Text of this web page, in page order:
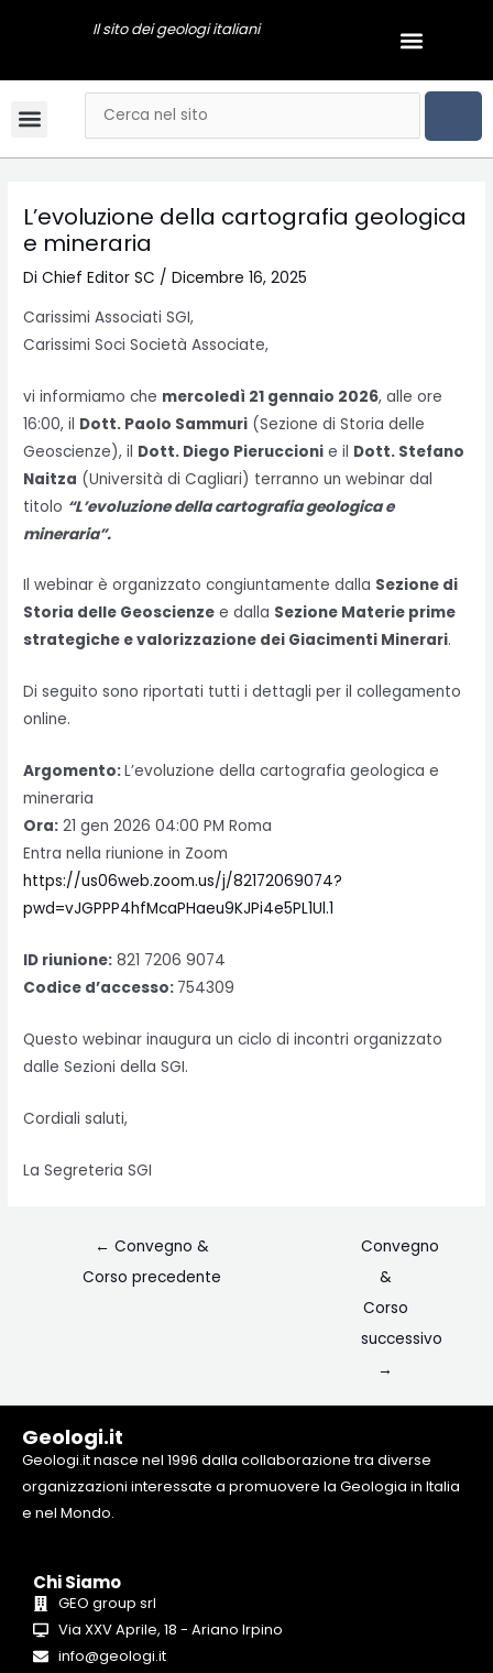
Il sito dei geologi italiani Menu
Menu Cerca
L’evoluzione della cartografia geologica
e mineraria
DiChief Editor SC /Dicembre 16, 2025
Carissimi Associati SGI,
Carissimi Soci Società Associate,
vi informiamo che mercoledì 21 gennaio 2026, alle ore
16:00, il Dott. Paolo Sammuri (Sezione di Storia delle
Geoscienze), il Dott. Diego Pieruccioni e il Dott. Stefano
Naitza (Università di Cagliari) terranno un webinar dal
titolo “L’evoluzione della cartografia geologica e
mineraria”.
Il webinar è organizzato congiuntamente dalla Sezione di
Storia delle Geoscienze e dalla Sezione Materie prime
strategiche e valorizzazione dei Giacimenti Minerari.
Di seguito sono riportati tutti i dettagli per il collegamento
online.
Argomento:L’evoluzione della cartografia geologica e
mineraria
Ora: 21 gen 2026 04:00 PM Roma
Entra nella riunione in Zoom
https://us06web.zoom.us/j/82172069074?
pwd=vJGPPP4hfMcaPHaeu9KJPi4e5PL1Ul.1
ID riunione: 821 7206 9074
Codice d’accesso: 754309
Questo webinar inaugura un ciclo di incontri organizzato
dalle Sezioni della SGI.
Cordiali saluti,
La Segreteria SGI
articoli
← Convegno &
Corso precedente
Convegno
&
Corso
successivo
→
Geologi.it
Geologi.it nasce nel 1996 dalla collaborazione tra diverse
organizzazioni interessate a promuovere la Geologia in Italia
e nel Mondo.
Chi Siamo
GEO group srl
Via XXV Aprile, 18 - Ariano Irpino
info@geologi.it